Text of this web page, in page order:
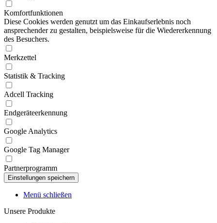
Komfortfunktionen
Diese Cookies werden genutzt um das Einkaufserlebnis noch
ansprechender zu gestalten, beispielsweise für die Wiedererkennung
des Besuchers.
Merkzettel
Statistik & Tracking
Adcell Tracking
Endgeräteerkennung
Google Analytics
Google Tag Manager
Partnerprogramm
Menü schließen
Unsere Produkte